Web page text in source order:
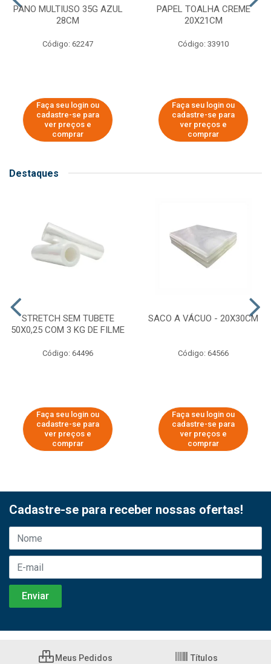
PANO MULTIUSO 35G AZUL
28CM
Código: 62247
Faça seu login ou
cadastre-se para
ver preços e
comprar
PAPEL TOALHA CREME
20X21CM
Código: 33910
Faça seu login ou
cadastre-se para
ver preços e
comprar
Destaques
STRETCH SEM TUBETE
50X0,25 COM 3 KG DE FILME
Código: 64496
Faça seu login ou
cadastre-se para
ver preços e
comprar
SACO A VÁCUO - 20X30CM
Código: 64566
Faça seu login ou
cadastre-se para
ver preços e
comprar
Cadastre-se para receber nossas ofertas!
Meus Pedidos Títulos